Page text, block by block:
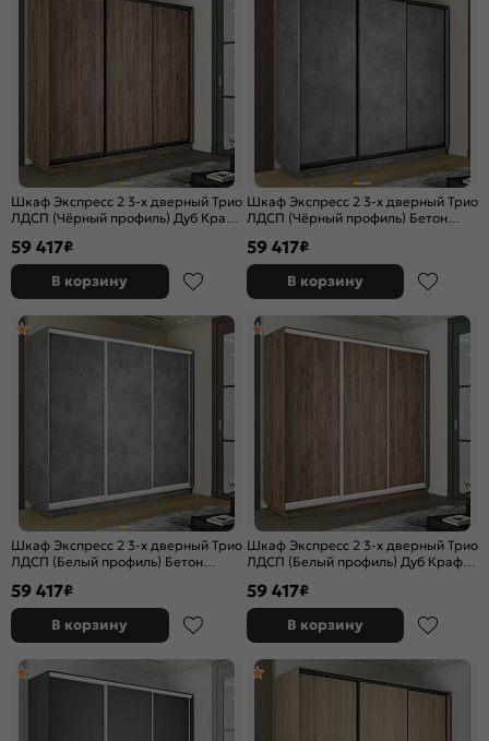
Шкаф Экспресс 2 3-х дверный Трио
ЛДСП (Чёрный профиль) Дуб Крафт
59 417₽
В корзину
Шкаф Экспресс 2 3-х дверный Трио
ЛДСП (Чёрный профиль) Бетон
59 417₽
В корзину
Шкаф Экспресс 2 3-х дверный Трио
ЛДСП (Белый профиль) Бетон
59 417₽
В корзину
Шкаф Экспресс 2 3-х дверный Трио
ЛДСП (Белый профиль) Дуб Крафт
59 417₽
В корзину